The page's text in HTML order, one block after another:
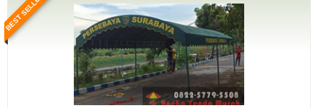
BEST SELLER